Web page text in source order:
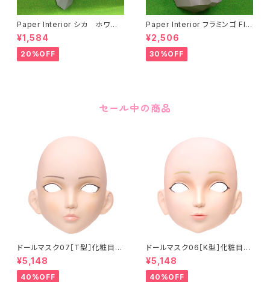
Paper Interior シカ ホワイト
White Deer
¥1,584
20%OFF
Paper Interior フラミンゴ Fla
mingo
¥2,506
30%OFF
セール中の商品
ドールマスク07［T型］化粧目穴
処理済 MASK07 [DOLL T] O
pening eye hole and make
up
¥5,148
40%OFF
ドールマスク06［K型］化粧目穴
処理 MASK06 [DOLL K] Op
ening eye hole and make
up
¥5,148
40%OFF